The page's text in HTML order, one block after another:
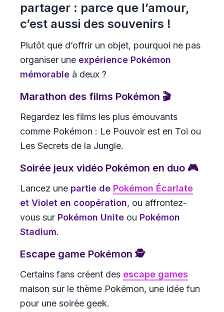
partager : parce que l’amour,
c’est aussi des souvenirs !
Plutôt que d’offrir un objet, pourquoi ne pas
organiser une expérience Pokémon
mémorable à deux ?
Marathon des films Pokémon 🎬
Regardez les films les plus émouvants
comme Pokémon : Le Pouvoir est en Toi ou
Les Secrets de la Jungle.
Soirée jeux vidéo Pokémon en duo 🎮
Lancez une partie de Pokémon Écarlate
et Violet en coopération, ou affrontez-
vous sur Pokémon Unite ou Pokémon
Stadium.
Escape game Pokémon 🕵️
Certains fans créent des escape games
maison sur le thème Pokémon, une idée fun
pour une soirée geek.